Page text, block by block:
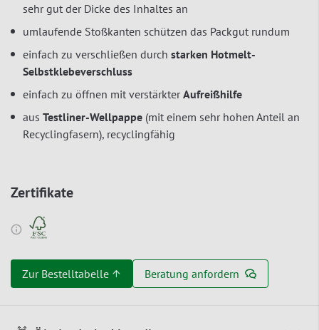
sehr gut der Dicke des Inhaltes an
umlaufende Stoßkanten schützen das Packgut rundum
einfach zu verschließen durch starken Hotmelt-
Selbstklebeverschluss
einfach zu öffnen mit verstärkterAufreißhilfe
aus Testliner-Wellpappe (mit einem sehr hohen Anteil an
Recyclingfasern), recyclingfähig
Zertifikate
Zur Bestelltabelle ↑ Beratung anfordern